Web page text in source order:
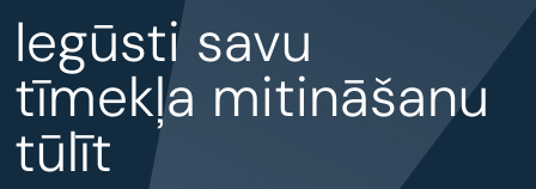
Iegūsti savu
tīmekļa mitināšanu
tūlīt